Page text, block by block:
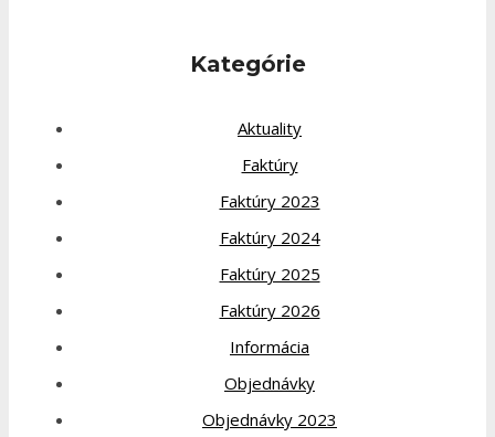
Kategórie
Aktuality
Faktúry
Faktúry 2023
Faktúry 2024
Faktúry 2025
Faktúry 2026
Informácia
Objednávky
Objednávky 2023